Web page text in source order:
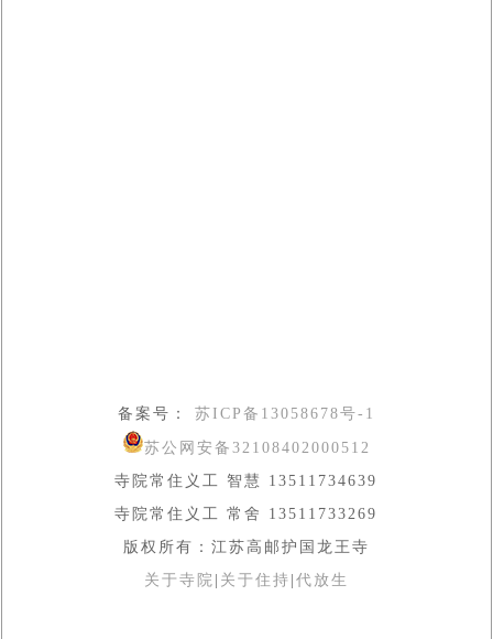
备案号： 苏ICP备13058678号-1
苏公网安备32108402000512
寺院常住义工 智慧 13511734639
寺院常住义工 常舍 13511733269
版权所有：江苏高邮护国龙王寺
关于寺院 关于住持 代放生